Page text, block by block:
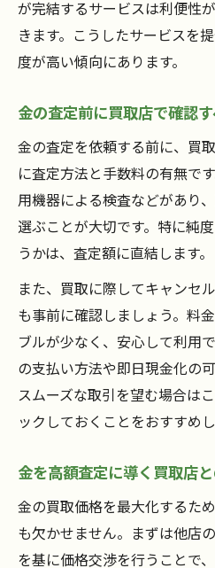
が完結するサービスは利便性
きます。こうしたサービスを
度が高い傾向にあります。
金の査定前に買取店で確認
金の査定を依頼する前に、買
に査定方法と手数料の有無で
用機器による検査などがあり
選ぶことが大切です。特に純
うかは、査定額に直結します。
また、買取に際してキャンセ
も事前に確認しましょう。料
ブルが少なく、安心して利用
の支払い方法や即日現金化の
スムーズな取引を望む場合は
ックしておくことをおすすめし
金を高額査定に導く買取店
金の買取価格を最大化するた
も欠かせません。まずは他店
を基に価格交渉を行うことで